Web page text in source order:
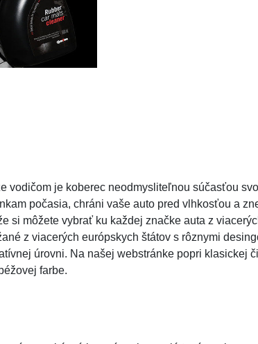
vodičom je koberec neodmysliteľnou súčasťou
počasia, chráni vaše auto pred vlhkosťou a
si môžete vybrať ku každej značke auta z
z viacerých európskych štátov s rôznymi
úrovni. Na našej webstránke popri klasickej
farbe.